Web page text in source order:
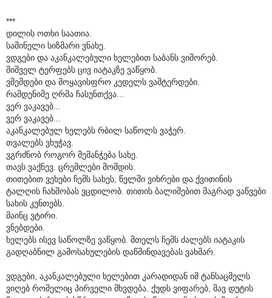
***
დილის ოთხი საათია.
საშინელი სიზმარი ვნახე.
ვდგები და აკანკალებული ხელებით საბანს ვიშორებ.
შიშველ ტერფებს ცივ იატაკზე ვაწყობ.
ვშეშდები და მოყავისფრო კედელს ვაშტერდები.
რამდენიმე ღრმა ჩასუნთქვა...
ვერ ვაკავებ...
ვერ ვაკავებ...
აკანკალებულ ხელებს რბილ საწოლს ვაჭერ.
თვალებს ვხუჭავ.
ვგრძნობ როგორ მემანჭება სახე.
თავს ვაქნევ. ცრემლები მომდის.
თითებით ვეხები ჩემს სახეს, წელში ვიხრები და ქვითინის
ტალღის ჩახშობას ვცდილობ. თითის ბალიშებით მაგრად ვაწვები
სახის კუნთებს.
მაინც ვტირი.
ვნებდები.
ხელებს ისევ საწოლზე ვაწყობ. მთელს ჩემს ძალებს იატაკის
გადღაბნილ გამოსახულების დაწმინდავებას ვახმარ.
ვდგები, აკანკალებული ხელებით კარადიდან იმ ტანსაცმელს
ვიღებ რომელიც პირველი მხვდება. ქუდს ვიფარებ, შავ დუტის